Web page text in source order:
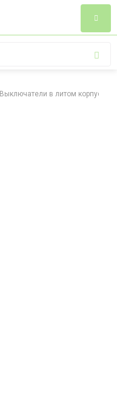
Выключатели в литом корпусе